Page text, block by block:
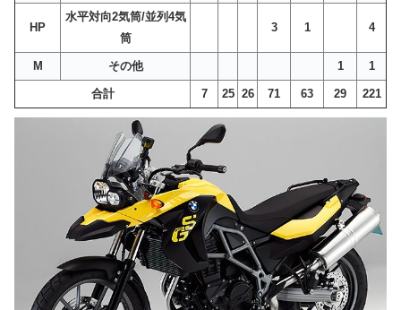
HP
水平対向2気筒/並列4気
筒
3 1 4
M その他 1 1
合計 7 25 26 71 63 29 221